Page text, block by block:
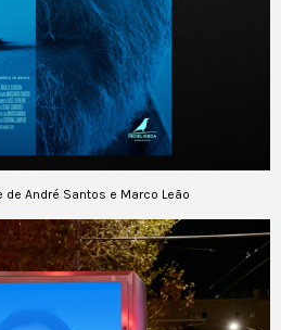
André Santos e Marco Leão